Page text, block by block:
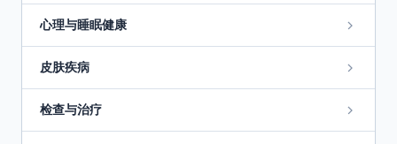
心理与睡眠健康
皮肤疾病
检查与治疗